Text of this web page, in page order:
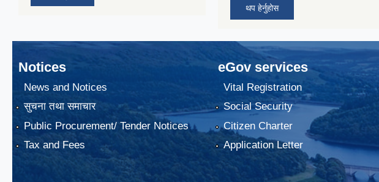
थप हेर्नुहोस
Notices
News and Notices
सुचना तथा समाचार
Public Procurement/ Tender Notices
Tax and Fees
eGov services
Vital Registration
Social Security
Citizen Charter
Application Letter